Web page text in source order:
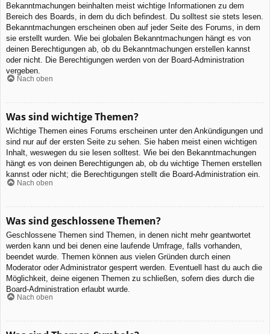
Bekanntmachungen beinhalten meist wichtige Informationen zu dem
Bereich des Boards, in dem du dich befindest. Du solltest sie stets lesen.
Bekanntmachungen erscheinen oben auf jeder Seite des Forums, in dem
sie erstellt wurden. Wie bei globalen Bekanntmachungen hängt es von
deinen Berechtigungen ab, ob du Bekanntmachungen erstellen kannst
oder nicht. Die Berechtigungen werden von der Board-Administration
vergeben.
Nach oben
Was sind wichtige Themen?
Wichtige Themen eines Forums erscheinen unter den Ankündigungen und
sind nur auf der ersten Seite zu sehen. Sie haben meist einen wichtigen
Inhalt, weswegen du sie lesen solltest. Wie bei den Bekanntmachungen
hängt es von deinen Berechtigungen ab, ob du wichtige Themen erstellen
kannst oder nicht; die Berechtigungen stellt die Board-Administration ein.
Nach oben
Was sind geschlossene Themen?
Geschlossene Themen sind Themen, in denen nicht mehr geantwortet
werden kann und bei denen eine laufende Umfrage, falls vorhanden,
beendet wurde. Themen können aus vielen Gründen durch einen
Moderator oder Administrator gesperrt werden. Eventuell hast du auch die
Möglichkeit, deine eigenen Themen zu schließen, sofern dies durch die
Board-Administration erlaubt wurde.
Nach oben